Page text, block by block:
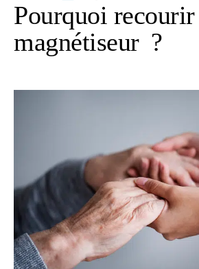
Pourquoi recourir
magnétiseur ?